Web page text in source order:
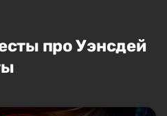
про Уэнсдей